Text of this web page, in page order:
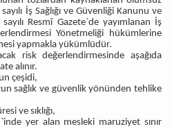
İş Sağlığı ve Güvenliği Kanunu ve
Resmî Gazete`de yayımlanan İş
Yönetmeliği hükümlerine
yapmakla yükümlüdür.
risk değerlendirmesinde aşağıda
alınır.
çeşidi,
sağlık ve güvenlik yönünden tehlike
ve sıklığı,
yer alan mesleki maruziyet sınır